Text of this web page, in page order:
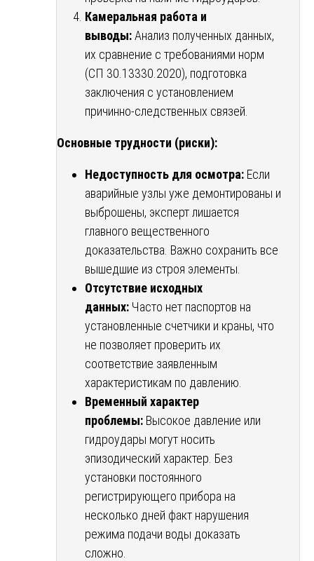
Камеральная работа и
выводы:Анализ полученных данных,
их сравнение с требованиями норм
(СП 30.13330.2020), подготовка
заключения с установлением
причинно-следственных связей.
Основные трудности (риски):
Недоступность для осмотра: Если
аварийные узлы уже демонтированы и
выброшены, эксперт лишается
главного вещественного
доказательства. Важно сохранить все
вышедшие из строя элементы.
Отсутствие исходных
данных: Часто нет паспортов на
установленные счетчики и краны, что
не позволяет проверить их
соответствие заявленным
характеристикам по давлению.
Временный характер
проблемы: Высокое давление или
гидроудары могут носить
эпизодический характер. Без
установки постоянного
регистрирующего прибора на
несколько дней факт нарушения
режима подачи воды доказать
сложно.